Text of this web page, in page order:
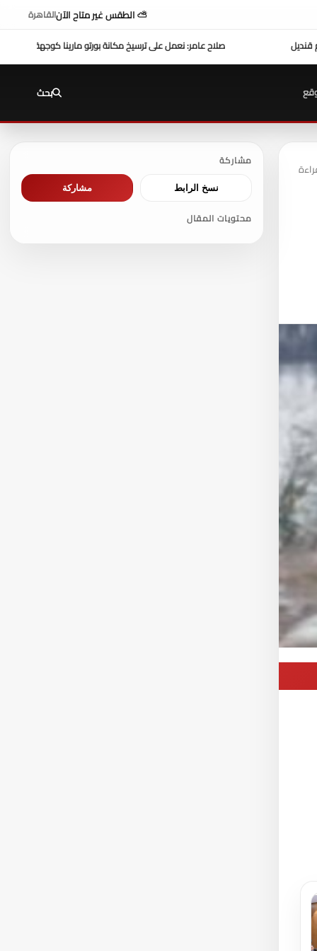
⛅ الطقس غير متاح الآنالقاهرة
للتيسير عليعزاء واجب ..مكانة بورتو مارينا كوجهة متكاملة لسياحة اليخوت في مصر
بحث
مشاركة
نسخ الرابط مشاركة
محتويات المقال